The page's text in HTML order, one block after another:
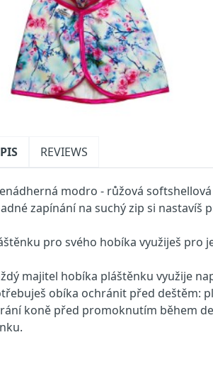
REVIEWS
modro - růžová
zapínání na suchý zip si
pro svého hobíka využiješ pro
majitel hobíka pláštěnku využije
obíka ochránit před deštěm:
koně před promoknutím během